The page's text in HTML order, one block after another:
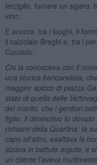
terziglio, fumare un sigaro,
vino.
E ancora, tra i luoghi, il
il calzolaio Breghi e, tra i
Cucciolo.
Chi la conosceva con il
una storica bancarellaia,
maggior spicco di piazza
stato di quella delle
del marito, che i genitori
figlio. Il diminutivo fu
richiami della Quartina: la
capo all’altro, esaltava la
alzava in battute argute, e
un cliente l’aveva